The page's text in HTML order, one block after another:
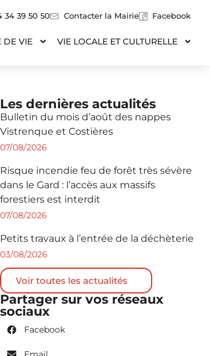
34 39 50 50 Contacter la Mairie Facebook
DE VIE VIE LOCALE ET CULTURELLE
Les dernières actualités
Bulletin du mois d’août des nappes
Vistrenque et Costières
07/08/2026
Risque incendie feu de forêt très sévère
dans le Gard : l’accès aux massifs
forestiers est interdit
07/08/2026
Petits travaux à l’entrée de la déchèterie
03/08/2026
Voir toutes les actualités
Partager sur vos réseaux
sociaux
Facebook
Email